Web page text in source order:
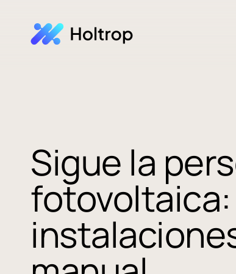
Sigue la
fotovoltaica: